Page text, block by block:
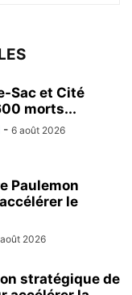
Sac et Cité
morts...
- 6 août 2026
Paulemon
le
2026
stratégique de